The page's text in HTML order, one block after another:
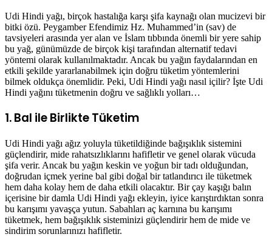
Udi Hindi yağı, birçok hastalığa karşı şifa kaynağı olan mucizevi bir
bitki özü. Peygamber Efendimiz Hz. Muhammed’in (sav) de
tavsiyeleri arasında yer alan ve İslam tıbbında önemli bir yere sahip
bu yağ, günümüzde de birçok kişi tarafından alternatif tedavi
yöntemi olarak kullanılmaktadır. Ancak bu yağın faydalarından en
etkili şekilde yararlanabilmek için doğru tüketim yöntemlerini
bilmek oldukça önemlidir. Peki, Udi Hindi yağı nasıl içilir? İşte Udi
Hindi yağını tüketmenin doğru ve sağlıklı yolları…
1. Bal ile Birlikte Tüketim
Udi Hindi yağı ağız yoluyla tüketildiğinde bağışıklık sistemini
güçlendirir, mide rahatsızlıklarını hafifletir ve genel olarak vücuda
şifa verir. Ancak bu yağın keskin ve yoğun bir tadı olduğundan,
doğrudan içmek yerine bal gibi doğal bir tatlandırıcı ile tüketmek
hem daha kolay hem de daha etkili olacaktır. Bir çay kaşığı balın
içerisine bir damla Udi Hindi yağı ekleyin, iyice karıştırdıktan sonra
bu karışımı yavaşça yutun. Sabahları aç karnına bu karışımı
tüketmek, hem bağışıklık sisteminizi güçlendirir hem de mide ve
sindirim sorunlarınızı hafifletir.